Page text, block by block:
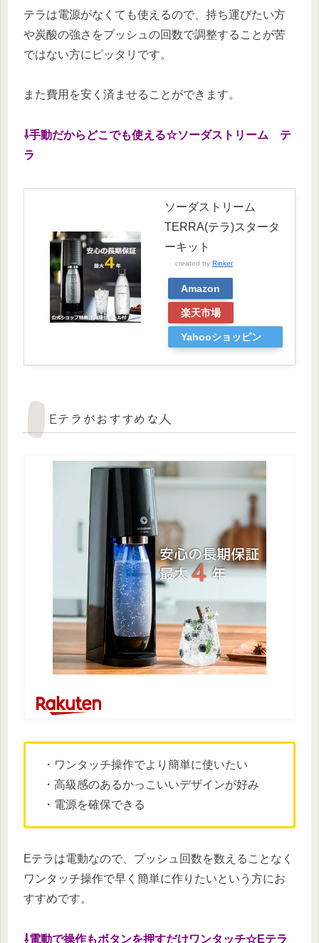
テラは電源がなくても使えるので、持ち運びたい方
や炭酸の強さをプッシュの回数で調整することが苦
ではない方にピッタリです。
また費用を安く済ませることができます。
⇩手動だからどこでも使える☆ソーダストリーム テ
ラ
ソーダストリーム
TERRA(テラ)スタータ
ーキット
created by Rinker
Amazon
楽天市場
Yahooショッピン
Eテラがおすすめな人
・ワンタッチ操作でより簡単に使いたい
・高級感のあるかっこいいデザインが好み
・電源を確保できる
Eテラは電動なので、プッシュ回数を数えることなく
ワンタッチ操作で早く簡単に作りたいという方にお
すすめです。
⇩電動で操作もボタンを押すだけワンタッチ☆Eテラ